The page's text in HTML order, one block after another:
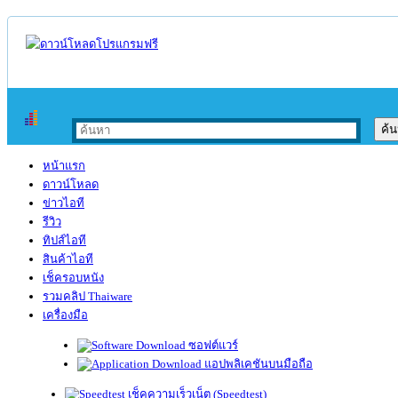
หน้าแรก
ดาวน์โหลด
ข่าวไอที
รีวิว
ทิปส์ไอที
สินค้าไอที
เช็ครอบหนัง
รวมคลิป Thaiware
เครื่องมือ
ซอฟต์แวร์
แอปพลิเคชันบนมือถือ
เช็คความเร็วเน็ต (Speedtest)